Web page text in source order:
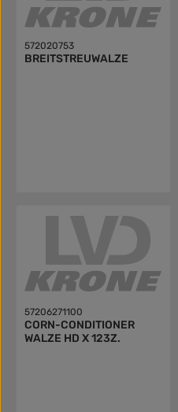
572020753
BREITSTREUWALZE
57206271100
CORN-CONDITIONER
WALZE HD X 123Z.